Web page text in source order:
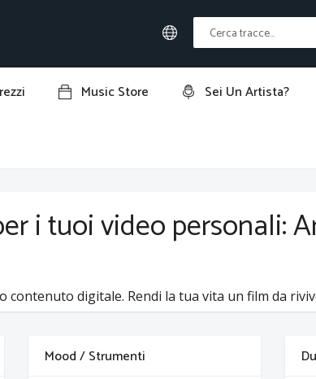
Music Store Sei Un Artista?
i tuoi video personali:
contenuto digitale. Rendi la tua vita un film da
Mood / Strumenti